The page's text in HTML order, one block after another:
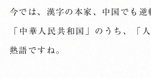
今では、漢字の本家、中国でも逆
「中華人民共和国」のうち、「
熟語ですね。